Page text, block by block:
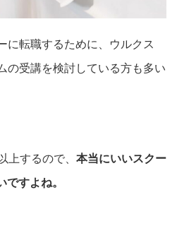
に転職するために、ウルクス
の受講を検討している方も多い
上するので、 本当にいいスクー
すよね。